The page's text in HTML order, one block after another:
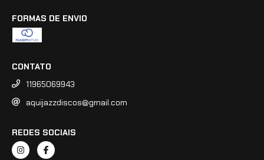
FORMAS DE ENVIO
CONTATO
11965069943
aquijazzdiscos@gmail.com
REDES SOCIAIS